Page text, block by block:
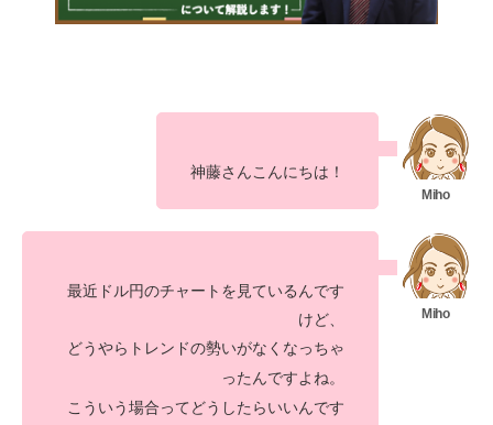
神藤さんこんにちは！
最近ドル円のチャートを見ているんです
けど、
どうやら トレンドの勢いがなくなっちゃ
った んですよね。
こういう場合ってどうしたらいいんです